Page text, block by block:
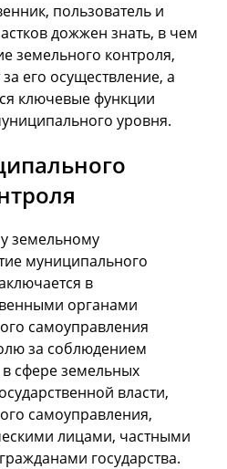
пользователь и
дожжен знать, в чем
земельного контроля,
его осуществление, а
ключевые функции
уровня.
земельному
муниципального
в
органами
самоуправления
за соблюдением
сфере земельных
власти,
самоуправления,
лицами, частными
государства.